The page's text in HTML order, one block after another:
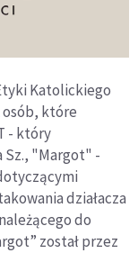
Katolickiego
które
- który
Sz., "Margot" -
działacza
do
został przez